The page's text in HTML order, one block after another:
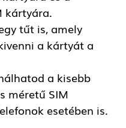
kártyára.
tűt is, amely
a kártyát a
a kisebb
méretű SIM
esetében is.